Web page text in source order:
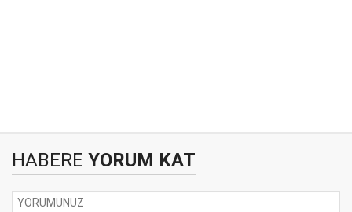
HABERE YORUM KAT